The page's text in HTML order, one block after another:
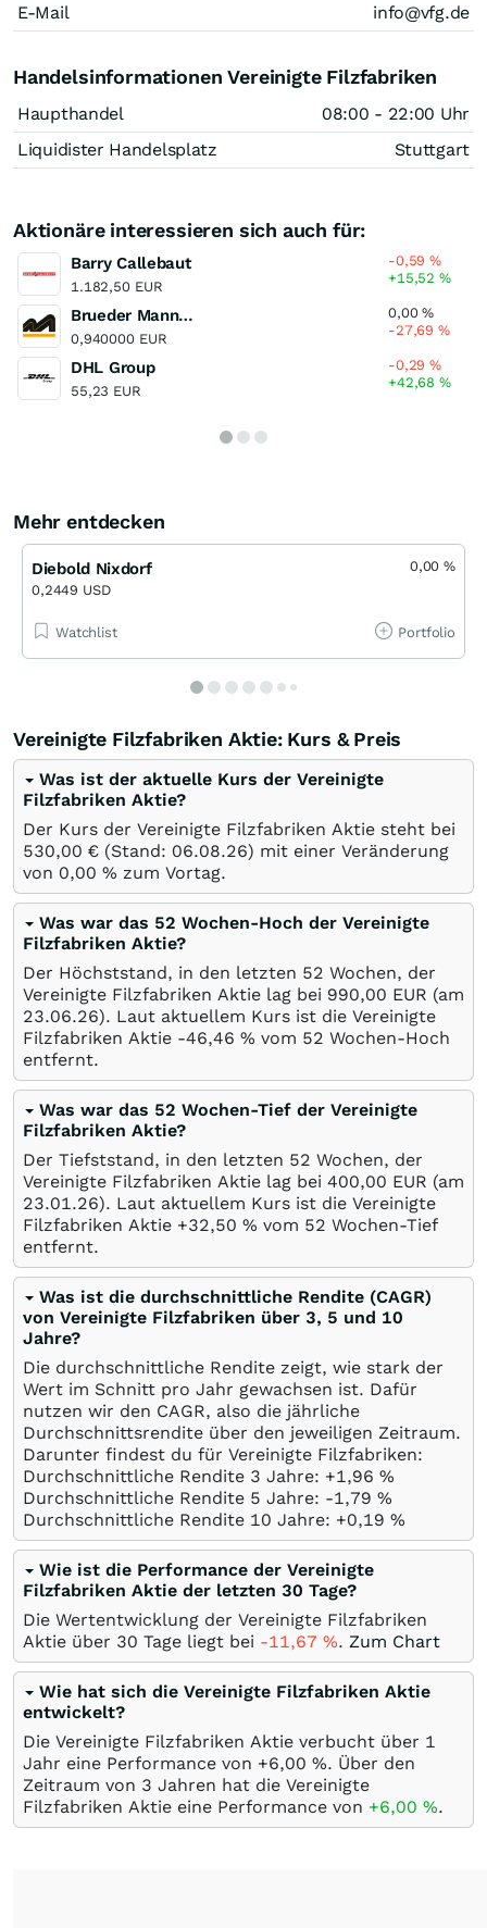
E-Mail
info@vfg.de
Handelsinformationen Vereinigte Filzfabriken
Haupthandel
08:00 - 22:00 Uhr
Liquidister Handelsplatz
Stuttgart
Aktionäre interessieren sich auch für:
Barry Callebaut
1.182,50 EUR
-0,59%
+15,52%
Brueder Mannesmann
0,940000 EUR
0,00%
-27,69%
DHL Group
55,23 EUR
-0,29%
+42,68%
Mehr entdecken
Diebold Nixdorf
0,2449 USD
0,00%
Watchlist Portfolio
Vereinigte Filzfabriken Aktie: Kurs & Preis
Was ist der aktuelle Kurs der Vereinigte
Filzfabriken Aktie?
Der Kurs der Vereinigte Filzfabriken Aktie steht bei
530,00 € (Stand: 06.08.26) mit einer Veränderung
von 0,00 % zum Vortag.
Was war das 52 Wochen-Hoch der Vereinigte
Filzfabriken Aktie?
Der Höchststand, in den letzten 52 Wochen, der
Vereinigte Filzfabriken Aktie lag bei 990,00 EUR (am
23.06.26). Laut aktuellem Kurs ist die Vereinigte
Filzfabriken Aktie -46,46 % vom 52 Wochen-Hoch
entfernt.
Was war das 52 Wochen-Tief der Vereinigte
Filzfabriken Aktie?
Der Tiefststand, in den letzten 52 Wochen, der
Vereinigte Filzfabriken Aktie lag bei 400,00 EUR (am
23.01.26). Laut aktuellem Kurs ist die Vereinigte
Filzfabriken Aktie +32,50 % vom 52 Wochen-Tief
entfernt.
Was ist die durchschnittliche Rendite (CAGR)
von Vereinigte Filzfabriken über 3, 5 und 10
Jahre?
Die durchschnittliche Rendite zeigt, wie stark der
Wert im Schnitt pro Jahr gewachsen ist. Dafür
nutzen wir den CAGR, also die jährliche
Durchschnittsrendite über den jeweiligen Zeitraum.
Darunter findest du für Vereinigte Filzfabriken:
Durchschnittliche Rendite 3 Jahre: +1,96 %
Durchschnittliche Rendite 5 Jahre: -1,79 %
Durchschnittliche Rendite 10 Jahre: +0,19 %
Wie ist die Performance der Vereinigte
Filzfabriken Aktie der letzten 30 Tage?
Die Wertentwicklung der Vereinigte Filzfabriken
Aktie über 30 Tage liegt bei -11,67 %. Zum Chart
Wie hat sich die Vereinigte Filzfabriken Aktie
entwickelt?
Die Vereinigte Filzfabriken Aktie verbucht über 1
Jahr eine Performance von +6,00 %. Über den
Zeitraum von 3 Jahren hat die Vereinigte
Filzfabriken Aktie eine Performance von +6,00 %.